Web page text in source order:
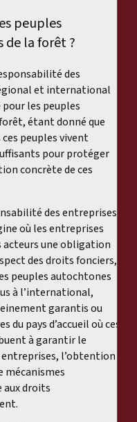
peuples
de la forêt ?
des
et international
les peuples
étant donné que
peuples vivent
pour protéger
concrète de ces
des entreprises
où les entreprises
une obligation
des droits fonciers,
peuples autochtones
à l’international,
garantis ou
pays d’accueil où ces
à garantir le
entreprises, l’obtention
mécanismes
aux droits